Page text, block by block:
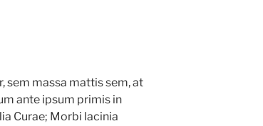
sem massa mattis sem, at
ante ipsum primis in
Curae; Morbi lacinia